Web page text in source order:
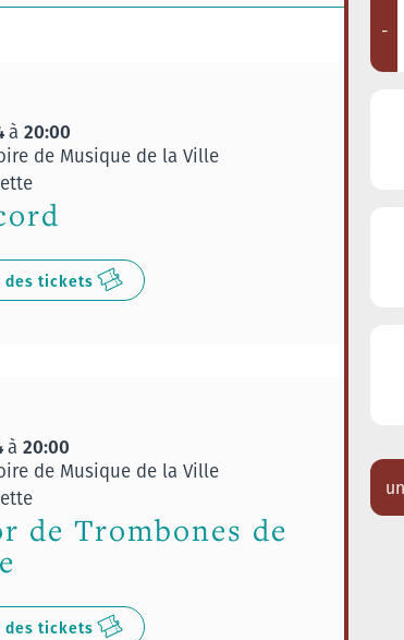
à 20:00
de Musique de la Ville
des tickets
à 20:00
de Musique de la Ville
de Trombones de
des tickets
-